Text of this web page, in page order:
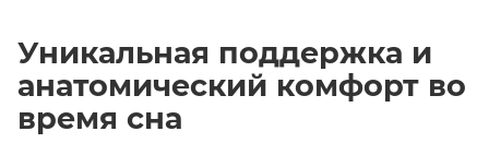
Уникальная поддержка и
анатомический комфорт во
время сна